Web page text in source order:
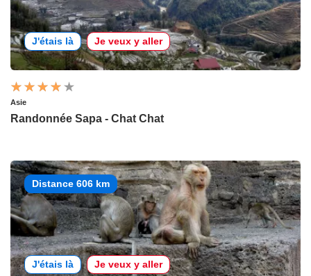
J'étais là Je veux y aller
Asie
Randonnée Sapa - Chat Chat
Distance 606 km
J'étais là Je veux y aller